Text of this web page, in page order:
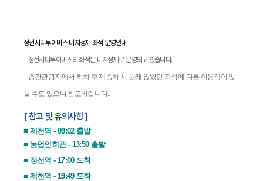
정선시티투어버스 비지정제 좌석 운영안내
- 정선시티투어버스의 좌석은 비지정제로 운영되고 있습니다.
- 중간관광지에서 하차 후 재승차 시 원래 앉았던 좌석에 다른 이용객이 앉
을 수도 있으니 참고바랍니다.
[ 참고 및 유의사항 ]
■ 제천역 - 09:02 출발
■ 농업인회관 - 13:50 출발
■ 정선역 - 17:00 도착
■ 제천역 - 19:49 도착